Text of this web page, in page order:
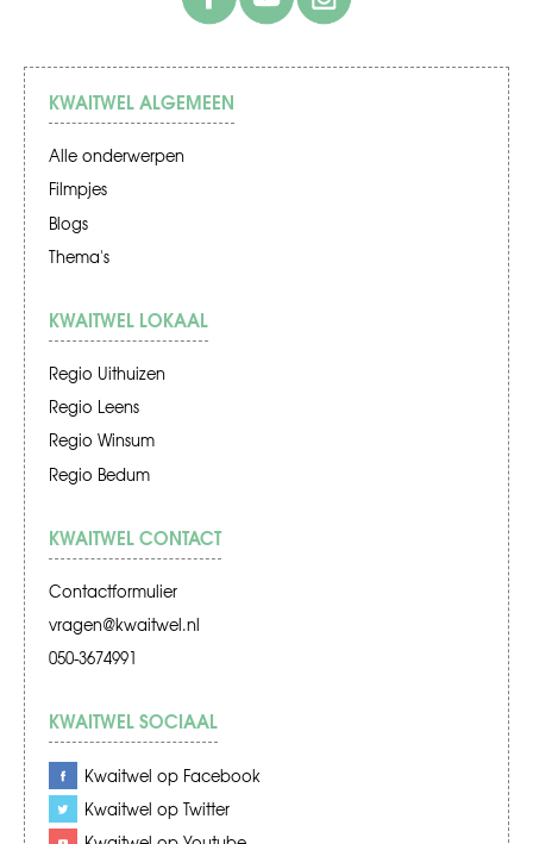
KWAITWEL ALGEMEEN
Alle onderwerpen
Filmpjes
Blogs
Thema's
KWAITWEL LOKAAL
Regio Uithuizen
Regio Leens
Regio Winsum
Regio Bedum
KWAITWEL CONTACT
Contactformulier
vragen@kwaitwel.nl
050-3674991
KWAITWEL SOCIAAL
Kwaitwel op Facebook
Kwaitwel op Twitter